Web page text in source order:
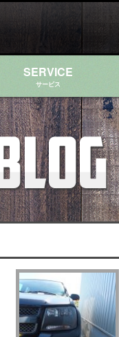
SERVICE
サービス